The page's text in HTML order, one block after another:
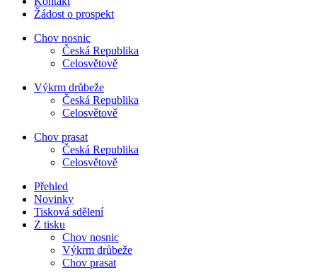
Žádost o prospekt
Chov nosnic
Česká Republika
Celosvětově
Výkrm drůbeže
Česká Republika
Celosvětově
Chov prasat
Česká Republika
Celosvětově
Přehled
Novinky
Tisková sdělení
Z tisku
Chov nosnic
Výkrm drůbeže
Chov prasat